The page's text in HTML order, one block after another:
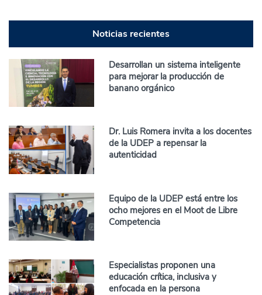
Noticias recientes
Desarrollan un sistema inteligente
para mejorar la producción de
banano orgánico
Dr. Luis Romera invita a los docentes
de la UDEP a repensar la
autenticidad
Equipo de la UDEP está entre los
ocho mejores en el Moot de Libre
Competencia
Especialistas proponen una
educación crítica, inclusiva y
enfocada en la persona